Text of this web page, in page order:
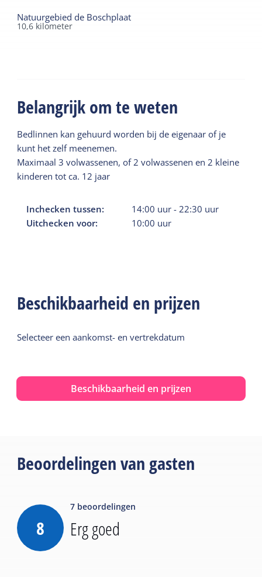
Natuurgebied de Boschplaat
10,6 kilometer
Belangrijk om te weten
Bedlinnen kan gehuurd worden bij de eigenaar of je
kunt het zelf meenemen.
Maximaal 3 volwassenen, of 2 volwassenen en 2 kleine
kinderen tot ca. 12 jaar
Inchecken tussen: 14:00 uur - 22:30 uur
Uitchecken voor:
10:00 uur
Beschikbaarheid en prijzen
Selecteer een aankomst- en vertrekdatum
Beschikbaarheid en prijzen
Beoordelingen van gasten
8
7 beoordelingen
Erg goed